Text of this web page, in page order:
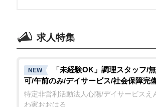
求人特集
NEW
「未経験OK」調理スタッフ/
可/午前のみ/デイサービス/社会保障完
特定非営利活動法人心陽/デイサービスえ
わ家おおはる